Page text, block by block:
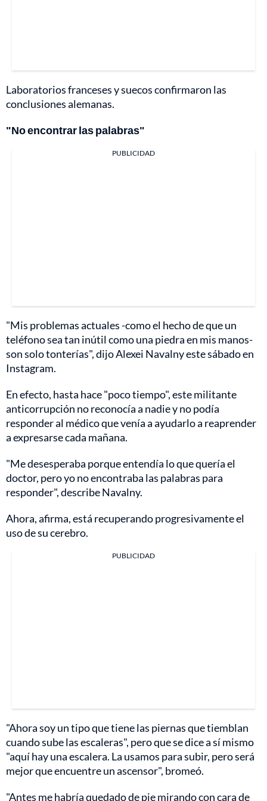
Laboratorios franceses y suecos confirmaron las
conclusiones alemanas.
"No encontrar las palabras"
PUBLICIDAD
"Mis problemas actuales -como el hecho de que un
teléfono sea tan inútil como una piedra en mis manos-
son solo tonterías", dijo Alexei Navalny este sábado en
Instagram.
En efecto, hasta hace "poco tiempo", este militante
anticorrupción no reconocía a nadie y no podía
responder al médico que venía a ayudarlo a reaprender
a expresarse cada mañana.
"Me desesperaba porque entendía lo que quería el
doctor, pero yo no encontraba las palabras para
responder", describe Navalny.
Ahora, afirma, está recuperando progresivamente el
uso de su cerebro.
PUBLICIDAD
"Ahora soy un tipo que tiene las piernas que tiemblan
cuando sube las escaleras", pero que se dice a sí mismo
"aquí hay una escalera. La usamos para subir, pero será
mejor que encuentre un ascensor", bromeó.
"Antes me habría quedado de pie mirando con cara de